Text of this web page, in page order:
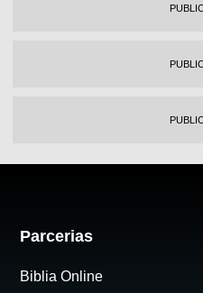
Parcerias
Biblia Online